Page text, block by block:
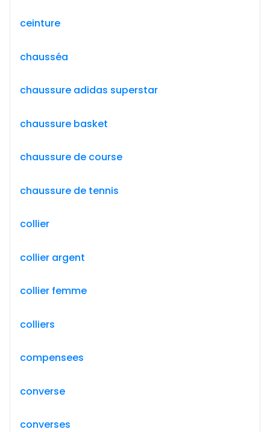
ceinture
chausséa
chaussure adidas superstar
chaussure basket
chaussure de course
chaussure de tennis
collier
collier argent
collier femme
colliers
compensees
converse
converses